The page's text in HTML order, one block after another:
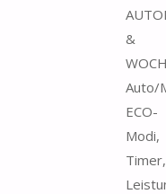
&
Auto/
ECO-
Modi,
Timer,